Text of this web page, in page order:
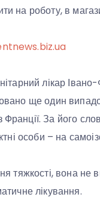
на роботу, в
лікар
ще один
За його
особи – на
тяжкості, вона
лікування.